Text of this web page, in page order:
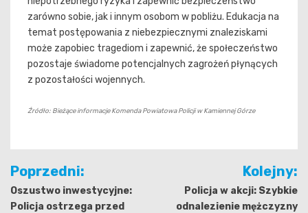
zarówno sobie, jak i innym osobom w pobliżu. Edukacja na
temat postępowania z niebezpiecznymi znaleziskami
może zapobiec tragediom i zapewnić, że społeczeństwo
pozostaje świadome potencjalnych zagrożeń płynących
z pozostałości wojennych.
Źródło: Bieżące informacje Komenda Powiatowa Policji w Kamiennej Górze
Nawigacja
wpisu
Poprzedni:
Oszustwo inwestycyjne:
Policja ostrzega przed
Kolejny:
Policja w akcji: Szybkie
odnalezienie mężczyzny